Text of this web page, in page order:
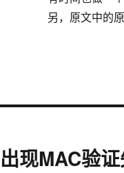
另，原文中的
现MAC验